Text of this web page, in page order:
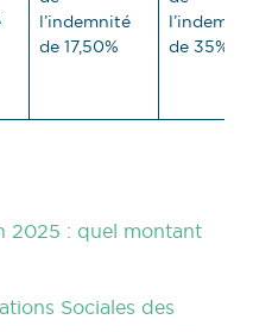
l’indemnité
de 17,50%
l’indemnité
de 35%
2025 : quel montant
Sociales des